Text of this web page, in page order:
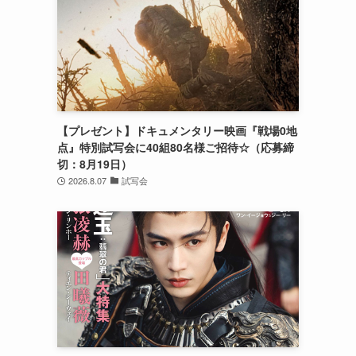
【プレゼント】ドキュメンタリー映画『戦場0地
点』特別試写会に40組80名様ご招待☆（応募締
切：8月19日）
2026.8.07 試写会